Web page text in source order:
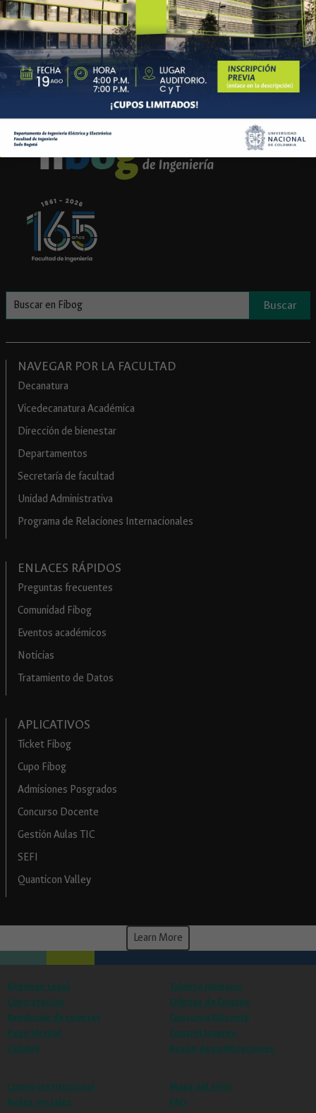
Invitación al 2.º Encuentro de Egresados DIEE.
Buscar
NAVEGAR POR LA FACULTAD
Decanatura
Vicedecanatura Académica
Dirección de bienestar
Departamentos
Secretaría de facultad
Unidad Administrativa
Programa de Relaciones Internacionales
ENLACES RÁPIDOS
Preguntas frecuentes
Comunidad Fibog
Eventos académicos
Noticias
Tratamiento de Datos
APLICATIVOS
Ticket Fibog
Cupo Fibog
Admisiones Posgrados
Concurso Docente
Gestión Aulas TIC
SEFI
Quanticon Valley
Learn More
Régimen Legal
Contratación
Rendición de cuentas
Pago Virtual
Calidad
Talento Humano
Ofertas de Empleo
Concurso Docente
Control Interno
Buzón de notificaciones
Correo institucional
Redes Sociales
Mapa del sitio
FAQ